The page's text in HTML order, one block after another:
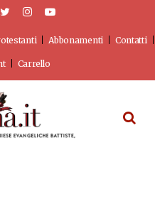
Abbonamenti Contatti
Carrello